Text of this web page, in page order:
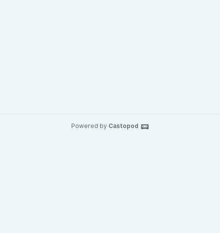
Powered by Castopod